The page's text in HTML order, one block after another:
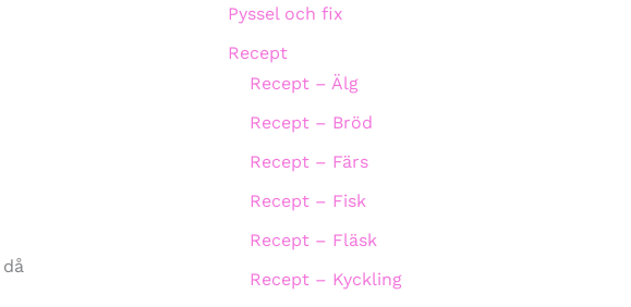
då
Pyssel och fix
Recept
Recept – Älg
Recept – Bröd
Recept – Färs
Recept – Fisk
Recept – Fläsk
Recept – Kyckling